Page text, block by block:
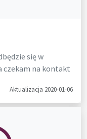
się w
czekam na kontakt
Aktualizacja 2020-01-06